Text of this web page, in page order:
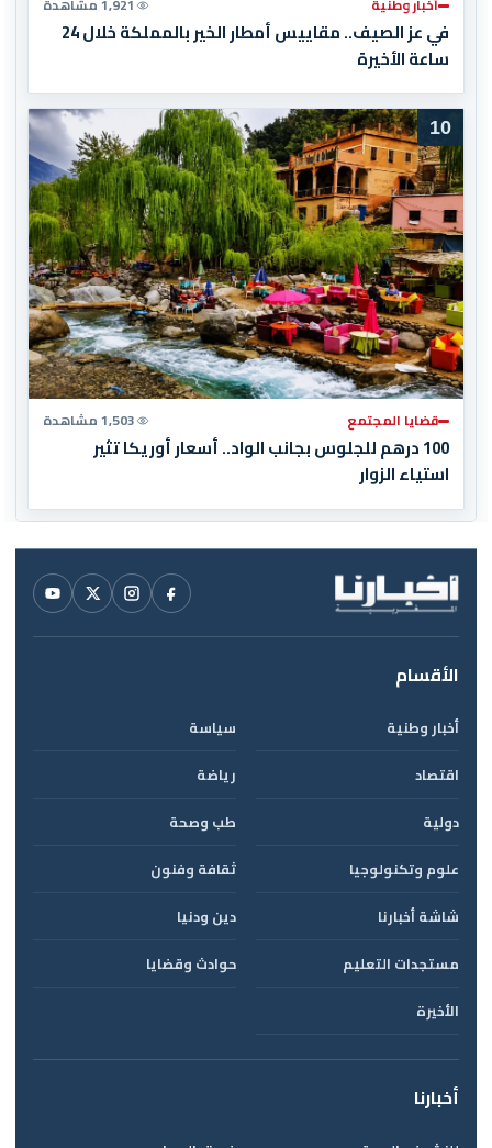
أخبار وطنية 1,921 مشاهدة
في عز الصيف.. مقاييس أمطار الخير بالمملكة خلال 24
ساعة الأخيرة
10
قضايا المجتمع 1,503 مشاهدة
100 درهم للجلوس بجانب الواد.. أسعار أوريكا تثير
استياء الزوار
الأقسام
أخبار وطنية
سياسة
اقتصاد
رياضة
دولية
طب وصحة
علوم وتكنولوجيا
ثقافة وفنون
شاشة أخبارنا
دين ودنيا
مستجدات التعليم
حوادث وقضايا
الأخيرة
أخبارنا